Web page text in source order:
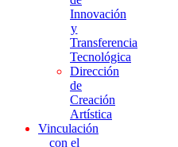
Innovación
y
Transferencia
Tecnológica
Dirección
de
Creación
Artística
Vinculación
con el